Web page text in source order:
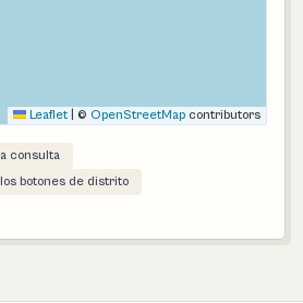
Leaflet © OpenStreetMap contributors
consulta
botones de distrito